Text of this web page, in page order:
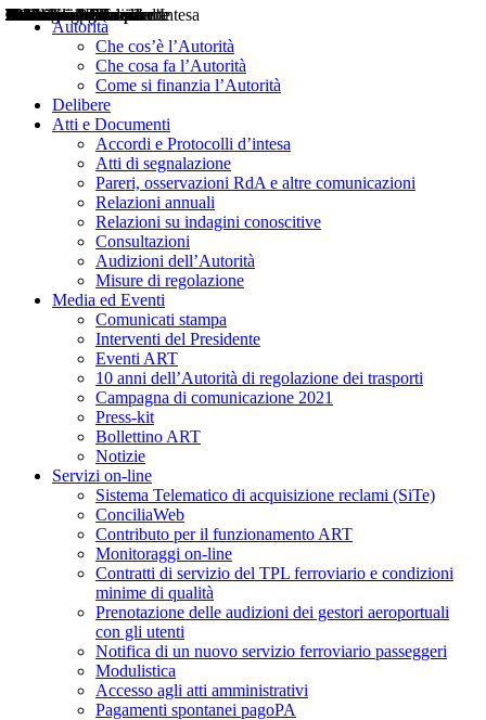
Autorità
Che cos’è l’Autorità
Che cosa fa l’Autorità
Come si finanzia l’Autorità
Delibere
Atti e Documenti
Accordi e Protocolli d’intesa
Atti di segnalazione
Pareri, osservazioni RdA e altre comunicazioni
Relazioni annuali
Relazioni su indagini conoscitive
Consultazioni
Audizioni dell’Autorità
Misure di regolazione
Media ed Eventi
Comunicati stampa
Interventi del Presidente
Eventi ART
10 anni dell’Autorità di regolazione dei trasporti
Campagna di comunicazione 2021
Press-kit
Bollettino ART
Notizie
Servizi on-line
Sistema Telematico di acquisizione reclami (SiTe)
ConciliaWeb
Contributo per il funzionamento ART
Monitoraggi on-line
Contratti di servizio del TPL ferroviario e condizioni
minime di qualità
Prenotazione delle audizioni dei gestori aeroportuali
con gli utenti
Notifica di un nuovo servizio ferroviario passeggeri
Modulistica
Accesso agli atti amministrativi
Pagamenti spontanei pagoPA
Delibere
Pareri
Consultazioni
Audizioni
Atti di Segnalazione
Accordi e Protocolli d'Intesa
Relazioni annuali
Misure di regolazione
Notizie
Comunicati Stampa
Bollettini ART
Convegni ART
Interviste del Presidente
Articoli in primo piano
Interventi del Presidente
2004
2005
2010
2013
2014
2015
2016
2017
2018
2019
202
2020
2021
2022
2023
2024
2025
2026
Aereo
Marittimo
Terrestre